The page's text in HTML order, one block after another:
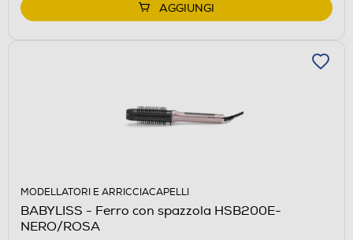
AGGIUNGI
MODELLATORI E ARRICCIACAPELLI
BABYLISS - Ferro con spazzola HSB200E-
NERO/ROSA